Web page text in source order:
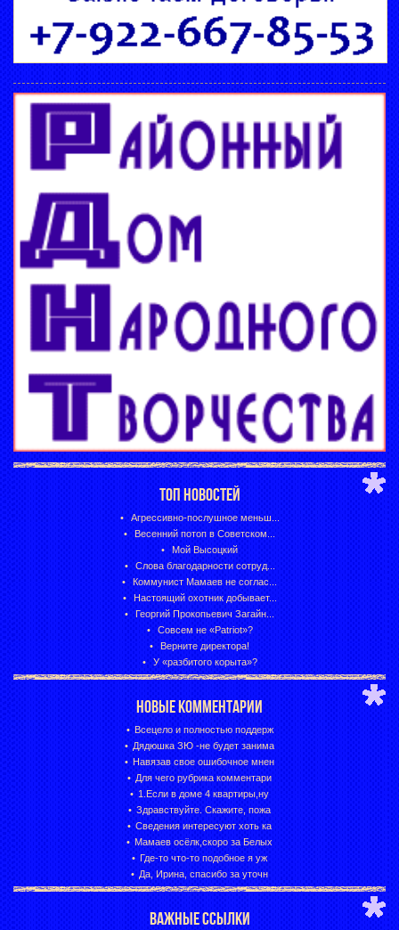
ТОП НОВОСТЕЙ
Агрессивно-послушное меньш...
Весенний потоп в Советском...
Мой Высоцкий
Слова благодарности сотруд...
Коммунист Мамаев не соглас...
Настоящий охотник добывает...
Георгий Прокопьевич Загайн...
Совсем не «Patriot»?
Верните директора!
У «разбитого корыта»?
НОВЫЕ КОММЕНТАРИИ
Всецело и полностью поддерж
Дядюшка ЗЮ -не будет занима
Навязав свое ошибочное мнен
Для чего рубрика комментари
1.Если в доме 4 квартиры,ну
Здравствуйте. Скажите, пожа
Сведения интересуют хоть ка
Мамаев осёлк,скоро за Белых
Где-то что-то подобное я уж
Да, Ирина, спасибо за уточн
ВАЖНЫЕ ССЫЛКИ